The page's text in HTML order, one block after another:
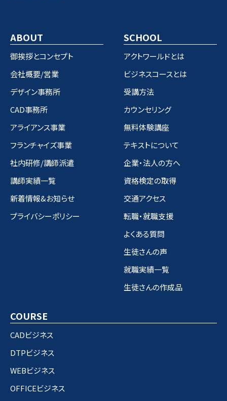
ABOUT
御挨拶とコンセプト
会社概要/営業
デザイン事務所
CAD事務所
アライアンス事業
フランチャイズ事業
社内研修/講師派遣
講師実績一覧
新着情報&お知らせ
プライバシーポリシー
SCHOOL
アクトワールドとは
ビジネスコースとは
受講方法
カウンセリング
無料体験講座
テキストについて
企業・法人の方へ
資格検定の取得
交通アクセス
転職・就職支援
よくある質問
生徒さんの声
就職実績一覧
生徒さんの作成品
COURSE
CADビジネス
DTPビジネス
WEBビジネス
OFFICEビジネス